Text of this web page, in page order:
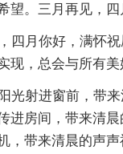
望。三月再见，四
月你好，满怀祝
现，总会与所有美
射进窗前，带来
进房间，带来清
，带来清晨的声